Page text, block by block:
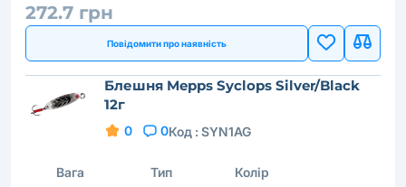
272.7 грн
Повідомити про наявність
Блешня Mepps Syclops Silver/Black
12г
0 0Код : SYN1AG
Вага Тип Колір